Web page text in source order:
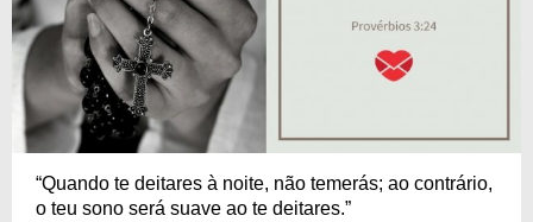
“Quando te deitares à noite, não temerás; ao contrário,
o teu sono será suave ao te deitares.”